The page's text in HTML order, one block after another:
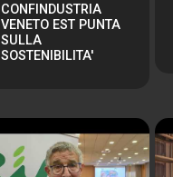
CONFINDUSTRIA
VENETO EST PUNTA
SULLA
SOSTENIBILITA'